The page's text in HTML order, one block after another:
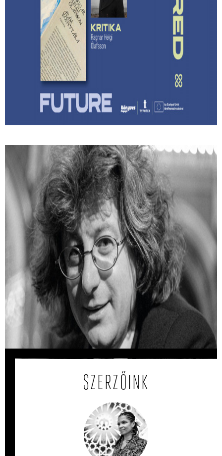
Lehet-e izgalmas egy
hagyatékfelszámolás? – Ragnar Helgi
Ólafsson: Apám könyvtára
Megmenthető-e a feledéstől mindaz, ami számunkra
értékes akkor, ha írunk róla?
Hogyan készült Esterházy Péter legendás
Ottlik-másolata?
Esterházy Péter 1982-ben egy papírra lemásolta Ottlik
Géza kultikus regényét.
SZERZŐINK